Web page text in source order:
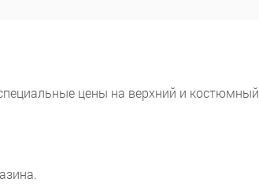
цены на верхний и костюмный